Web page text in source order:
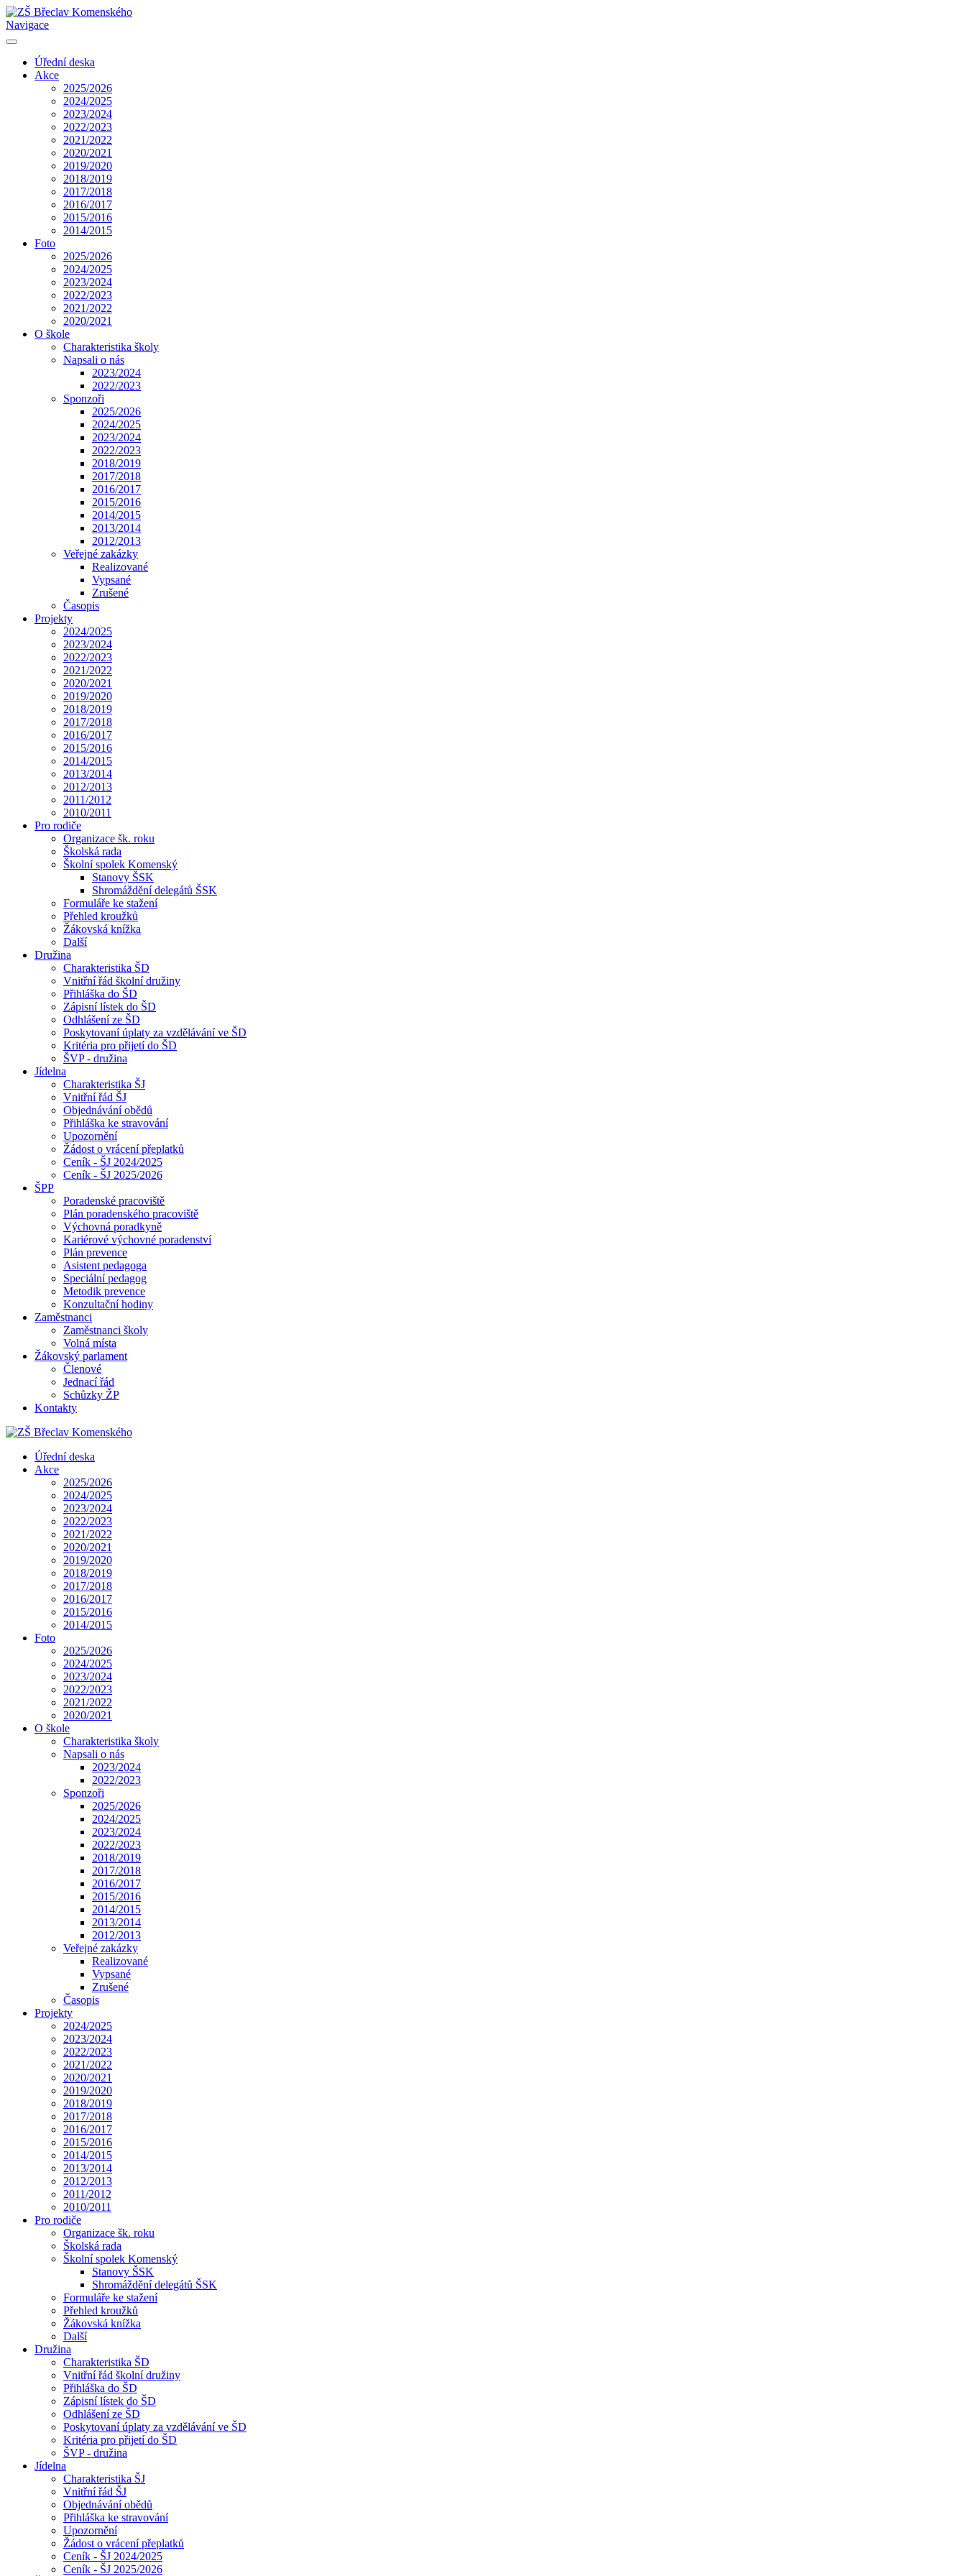
Navigace
Úřední deska
Akce
2025/2026
2024/2025
2023/2024
2022/2023
2021/2022
2020/2021
2019/2020
2018/2019
2017/2018
2016/2017
2015/2016
2014/2015
Foto
2025/2026
2024/2025
2023/2024
2022/2023
2021/2022
2020/2021
O škole
Charakteristika školy
Napsali o nás
2023/2024
2022/2023
Sponzoři
2025/2026
2024/2025
2023/2024
2022/2023
2018/2019
2017/2018
2016/2017
2015/2016
2014/2015
2013/2014
2012/2013
Veřejné zakázky
Realizované
Vypsané
Zrušené
Časopis
Projekty
2024/2025
2023/2024
2022/2023
2021/2022
2020/2021
2019/2020
2018/2019
2017/2018
2016/2017
2015/2016
2014/2015
2013/2014
2012/2013
2011/2012
2010/2011
Pro rodiče
Organizace šk. roku
Školská rada
Školní spolek Komenský
Stanovy ŠSK
Shromáždění delegátů ŠSK
Formuláře ke stažení
Přehled kroužků
Žákovská knížka
Další
Družina
Charakteristika ŠD
Vnitřní řád školní družiny
Přihláška do ŠD
Zápisní lístek do ŠD
Odhlášení ze ŠD
Poskytovaní úplaty za vzdělávání ve ŠD
Kritéria pro přijetí do ŠD
ŠVP - družina
Jídelna
Charakteristika ŠJ
Vnitřní řád ŠJ
Objednávání obědů
Přihláška ke stravování
Upozornění
Žádost o vrácení přeplatků
Ceník - ŠJ 2024/2025
Ceník - ŠJ 2025/2026
ŠPP
Poradenské pracoviště
Plán poradenského pracoviště
Výchovná poradkyně
Kariérové výchovné poradenství
Plán prevence
Asistent pedagoga
Speciální pedagog
Metodik prevence
Konzultační hodiny
Zaměstnanci
Zaměstnanci školy
Volná místa
Žákovský parlament
Členové
Jednací řád
Schůzky ŽP
Kontakty
Úřední deska
Akce
2025/2026
2024/2025
2023/2024
2022/2023
2021/2022
2020/2021
2019/2020
2018/2019
2017/2018
2016/2017
2015/2016
2014/2015
Foto
2025/2026
2024/2025
2023/2024
2022/2023
2021/2022
2020/2021
O škole
Charakteristika školy
Napsali o nás
2023/2024
2022/2023
Sponzoři
2025/2026
2024/2025
2023/2024
2022/2023
2018/2019
2017/2018
2016/2017
2015/2016
2014/2015
2013/2014
2012/2013
Veřejné zakázky
Realizované
Vypsané
Zrušené
Časopis
Projekty
2024/2025
2023/2024
2022/2023
2021/2022
2020/2021
2019/2020
2018/2019
2017/2018
2016/2017
2015/2016
2014/2015
2013/2014
2012/2013
2011/2012
2010/2011
Pro rodiče
Organizace šk. roku
Školská rada
Školní spolek Komenský
Stanovy ŠSK
Shromáždění delegátů ŠSK
Formuláře ke stažení
Přehled kroužků
Žákovská knížka
Další
Družina
Charakteristika ŠD
Vnitřní řád školní družiny
Přihláška do ŠD
Zápisní lístek do ŠD
Odhlášení ze ŠD
Poskytovaní úplaty za vzdělávání ve ŠD
Kritéria pro přijetí do ŠD
ŠVP - družina
Jídelna
Charakteristika ŠJ
Vnitřní řád ŠJ
Objednávání obědů
Přihláška ke stravování
Upozornění
Žádost o vrácení přeplatků
Ceník - ŠJ 2024/2025
Ceník - ŠJ 2025/2026